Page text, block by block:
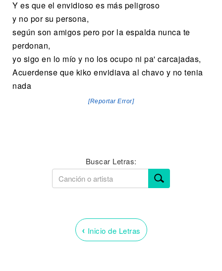
Y es que el envidioso es más peligroso
y no por su persona,
según son amigos pero por la espalda nunca te
perdonan,
yo sigo en lo mío y no los ocupo ni pa' carcajadas,
Acuerdense que kiko envidiava al chavo y no tenia
nada
[Reportar Error]
Buscar Letras:
‹ Inicio de Letras